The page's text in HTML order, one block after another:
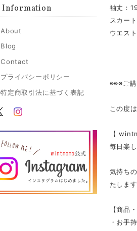
Information
About
Blog
Contact
プライバシーポリシー
特定商取引法に基づく表記
袖丈：
スカー
ウエス
※※※ご
この度
【
毎日楽
気持ち
たします
【商品
・お手